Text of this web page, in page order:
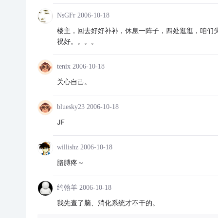
NsGFr 2006-10-18
楼主，回去好好补补，休息一阵子，四处逛逛，咱们
祝好。。。。
tenix 2006-10-18
关心自己。
bluesky23 2006-10-18
JF
willishz 2006-10-18
胳膊疼～
约翰羊 2006-10-18
我先查了脑、消化系统才不干的。